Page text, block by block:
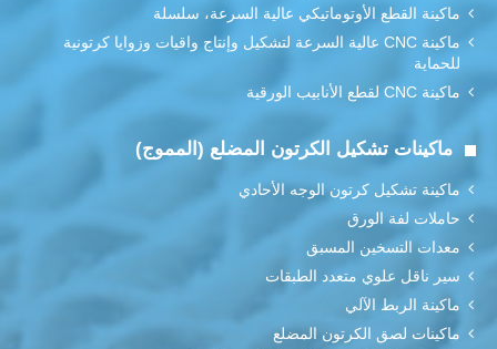
ماكينة القطع الأوتوماتيكي عالية السرعة، سلسلة
ماكينة CNC عالية السرعة لتشكيل وإنتاج واقيات وزوايا كرتونية
للحماية
ماكينة CNC لقطع الأنابيب الورقية
ماكينات تشكيل الكرتون المضلع (المموج)
ماكينة تشكيل كرتون الوجه الأحادي
حاملات لفة الورق
معدات التسخين المسبق
سير ناقل علوي متعدد الطبقات
ماكينة الربط الآلي
ماكينات لصق الكرتون المضلع